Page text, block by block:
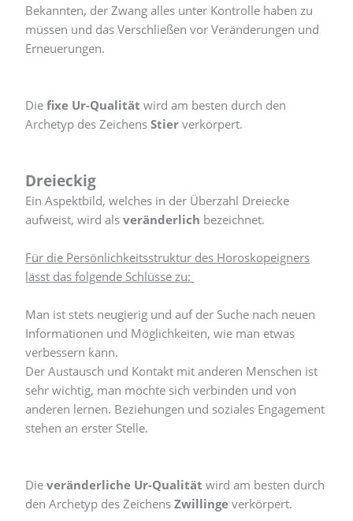
Bekannten, der Zwang alles unter Kontrolle haben zu
müssen und das Verschließen vor Veränderungen und
Erneuerungen.
Diefixe Ur-Qualität wird am besten durch den
Archetyp des ZeichensStierverkörpert.
Dreieckig
Ein Aspektbild, welches in der Überzahl Dreiecke
aufweist, wird alsveränderlich bezeichnet.
Für die Persönlichkeitsstruktur des Horoskopeigners
lässt das folgende Schlüsse zu:
Man ist stets neugierig und auf der Suche nach neuen
Informationen und Möglichkeiten, wie man etwas
verbessern kann.
Der Austausch und Kontakt mit anderen Menschen ist
sehr wichtig, man möchte sich verbinden und von
anderen lernen. Beziehungen und soziales Engagement
stehen an erster Stelle.
Dieveränderliche Ur-Qualität wird am besten durch
den Archetyp des ZeichensZwillinge verkörpert.